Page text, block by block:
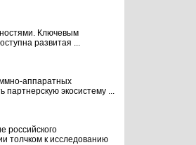
Ключевым
развитая ...
аппаратных
партнерскую экосистему ...
российского
толчком к исследованию